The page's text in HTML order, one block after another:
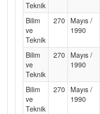
Teknik
Bilim
ve
Teknik
270
Mayıs /
1990
Bilim
ve
Teknik
270
Mayıs /
1990
Bilim
ve
Teknik
270
Mayıs /
1990